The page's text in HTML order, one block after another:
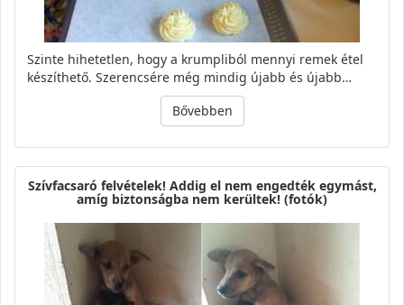
Szinte hihetetlen, hogy a krumpliból mennyi remek étel
készíthető. Szerencsére még mindig újabb és újabb…
Bővebben
Szívfacsaró felvételek! Addig el nem engedték egymást,
amíg biztonságba nem kerültek! (fotók)